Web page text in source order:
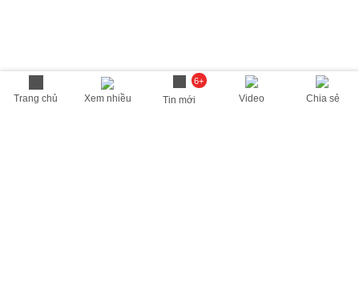
Trang chủ Xem nhiều
6+
Tin mới Video Chia sẻ